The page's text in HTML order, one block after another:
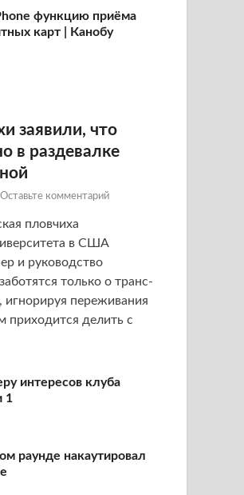
функцию приёма
карт | Канобу
заявили, что
в раздевалке
Оставьте комментарий
пловчиха
в США
и руководство
только о транс-
переживания
приходится делить с
интересов клуба
1
раунде накаутировал